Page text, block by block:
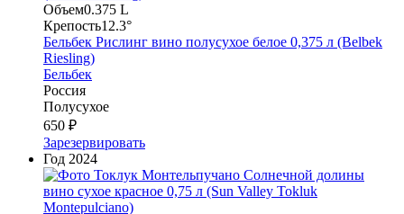
Объем0.375 L
Крепость12.3°
Бельбек Рислинг вино полусухое белое 0,375 л (Belbek
Riesling)
Бельбек
Россия
Полусухое
650 ₽
Зарезервировать
Год 2024